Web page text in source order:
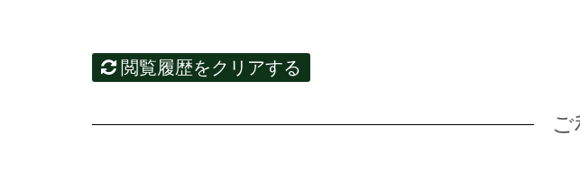
閲覧履歴をクリアする